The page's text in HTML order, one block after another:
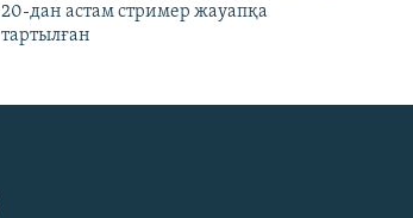
20-дан астам стример жауапқа
тартылған